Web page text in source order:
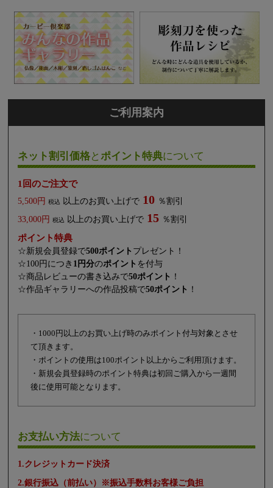
ご利用案内
ネット割引価格とポイント特典について
1回のご注文で
5,500円 税込 以上のお買い上げで 10 ％割引
33,000円
税込 以上のお買い上げで 15 ％割引
ポイント特典
☆新規会員登録で500ポイント プレゼント！
☆100円につき 1円分のポイント を付与
☆商品レビューの書き込みで50ポイント ！
☆作品ギャラリーへの作品投稿で50ポイント ！
・1000円以上のお買い上げ時のみポイント付与対象とさせ
て頂きます。
・ポイントの使用は100ポイント以上からご利用頂けます。
・新規会員登録時のポイント特典は初回ご購入から一週間
後に使用可能となります。
お支払い方法について
1.クレジットカード決済
2.銀行振込（前払い）※振込手数料お客様ご負担